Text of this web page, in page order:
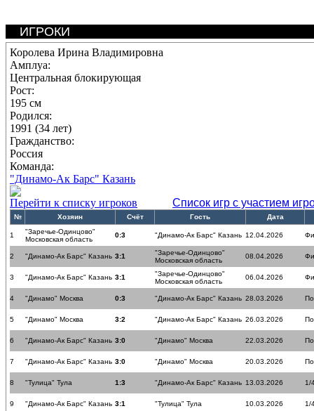
ИГРОКИ
Королева Ирина Владимировна
Амплуа:
Центральная блокирующая
Рост:
195 см
Родился:
1991 (34 лет)
Гражданство:
Россия
Команда:
"Динамо-Ак Барс" Казань
Перейти к списку игроков
Список игр с участием
№ Хозяин Счёт Гость Дата
1
"Заречье-Одинцово"
Московская область
0:3 "Динамо-Ак Барс" Казань 12.04.2026
2 "Динамо-Ак Барс" Казань 3:1
"Заречье-Одинцово"
Московская область
08.04.2026
3 "Динамо-Ак Барс" Казань 3:1
"Заречье-Одинцово"
Московская область
06.04.2026
4 "Динамо" Москва 0:3 "Динамо-Ак Барс" Казань 28.03.2026
5 "Динамо" Москва 3:2 "Динамо-Ак Барс" Казань 26.03.2026
6 "Динамо-Ак Барс" Казань 3:0 "Динамо" Москва 22.03.2026
7 "Динамо-Ак Барс" Казань 3:0 "Динамо" Москва 20.03.2026
8 "Тулица" Тула 1:3 "Динамо-Ак Барс" Казань 13.03.2026 1/
9 "Динамо-Ак Барс" Казань 3:1 "Тулица" Тула 10.03.2026 1/